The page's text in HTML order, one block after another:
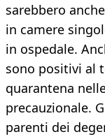
sarebbero
in camere
in ospedale.
sono positivi al
quarantena
precauzionale.
parenti dei